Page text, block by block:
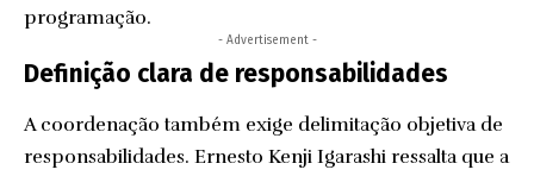
programação.
- Advertisement -
Definição clara de responsabilidades
A coordenação também exige delimitação objetiva de
responsabilidades. Ernesto Kenji Igarashi ressalta que a